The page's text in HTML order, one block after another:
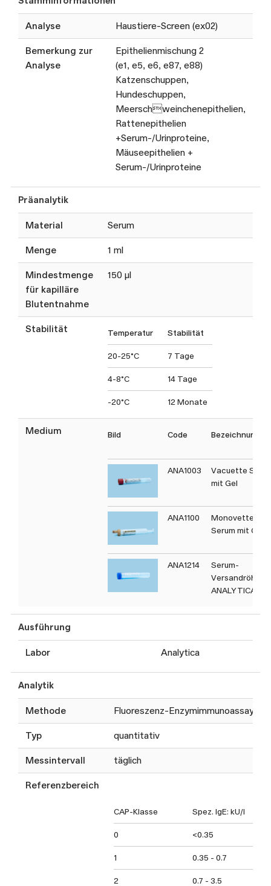
Analyse Haustiere-Screen (ex02)
Bemerkung zur
Analyse
Epithelienmischung 2
(e1, e5, e6, e87, e88)
Katzenschuppen,
Hundeschuppen,
Meerschweinchenepithelien,
Rattenepithelien
+Serum-/Urinproteine,
Mäuseepithelien +
Serum-/Urinproteine
Präanalytik
Material Serum
Menge 1 ml
Mindestmenge
für kapilläre
Blutentnahme
150 µl
Stabilität Temperatur Stabilität
20-25°C 7 Tage
4-8°C 14 Tage
-20°C 12 Monate
Medium Bild Code Bezeichnung
ANA1003
Vacuette
mit Gel
ANA1100
Monovette
Serum mit Gel
ANA1214
Serum-
ANALYTICA
Ausführung
Labor Analytica
Analytik
Methode Fluoreszenz-Enzymimmunoassay
Typ quantitativ
Messintervall täglich
Referenzbereich
CAP-Klasse Spez. IgE: kU/l
0 <0.35
1 0.35 - 0.7
2 0.7 - 3.5